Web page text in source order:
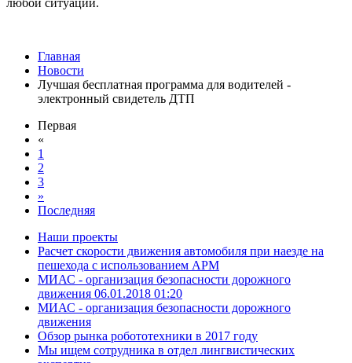
любой ситуации.
Главная
Новости
Лучшая бесплатная программа для водителей -
электронный свидетель ДТП
Первая
«
1
2
3
»
Последняя
Наши проекты
Расчет скорости движения автомобиля при наезде на
пешехода с использованием АРМ
МИАС - организация безопасности дорожного
движения 06.01.2018 01:20
МИАС - организация безопасности дорожного
движения
Обзор рынка робототехники в 2017 году
Мы ищем сотрудника в отдел лингвистических